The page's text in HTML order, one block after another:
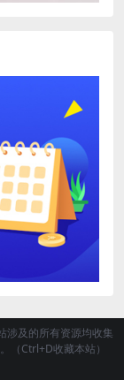
及的所有资源均收集
（Ctrl+D收藏本站）